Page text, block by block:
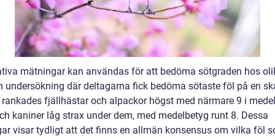
mätningar kan användas för att bedöma sötgraden hos
undersökning där deltagarna fick bedöma sötaste föl på en
fjällhästar och alpackor högst med närmare 9 i
kaniner låg strax under dem, med medelbetyg runt 8. Dessa
visar tydligt att det finns en allmän konsensus om vilka föl